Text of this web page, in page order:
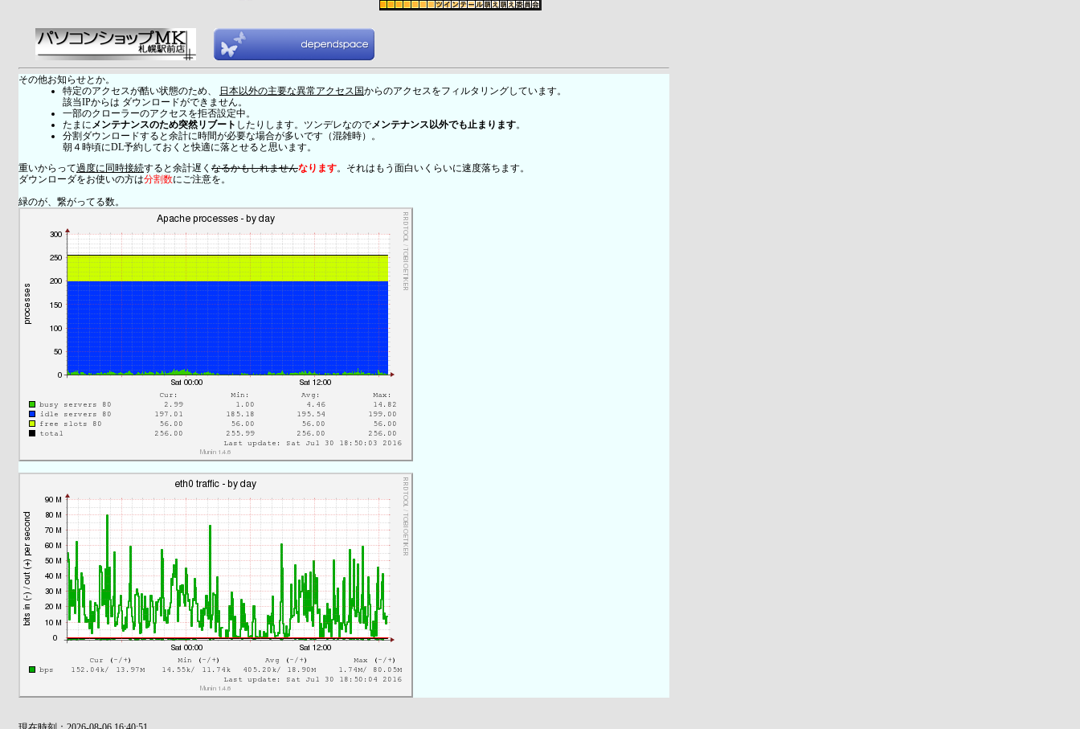
その他お知らせとか。
特定のアクセスが酷い状態のため、
日本以外の主要な異常アクセス国からのアクセスをフィルタリングしています。
該当IPからは ダウンロードができません。
一部のクローラーのアクセスを拒否設定中。
たまにメンテナンスのため突然リブート したりします。ツンデレなのでメンテナンス以外でも止まります。
分割ダウンロードすると余計に時間が必要な場合が多いです（混雑時）。
朝４時頃にDL予約しておくと快適に落とせると思います。
重いからって過度に同時接続すると余計遅く なるかもしれませんなります。それはもう面白いくらいに速度落ちます。
ダウンローダをお使いの方は分割数にご注意を。
緑のが、繋がってる数。